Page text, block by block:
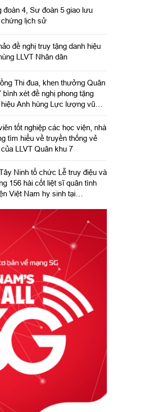
đoàn 4, Sư đoàn 5 giao lưu
chứng lịch sử
đề nghị truy tặng danh hiệu
LLVT Nhân dân
Thi đua, khen thưởng Quân
bình xét đề nghị phong tặng
Anh hùng Lực lượng vũ
dân
tốt nghiệp các học viện, nhà
tìm hiểu về truyền thống vẻ
LLVT Quân khu 7
Ninh tổ chức Lễ truy điệu và
156 hài cốt liệt sĩ quân tình
Việt Nam hy sinh tại